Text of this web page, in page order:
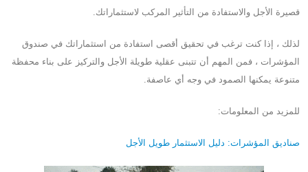
قصيرة الأجل والاستفادة من التأثير المركب لاستثماراتك.
لذلك ، إذا كنت ترغب في تحقيق أقصى استفادة من استثماراتك في صندوق
المؤشرات ، فمن المهم أن تتبنى عقلية طويلة الأجل والتركيز على بناء محفظة
متنوعة يمكنها الصمود في وجه أي عاصفة.
للمزيد من المعلومات:
صناديق المؤشرات: دليل الاستثمار طويل الأجل